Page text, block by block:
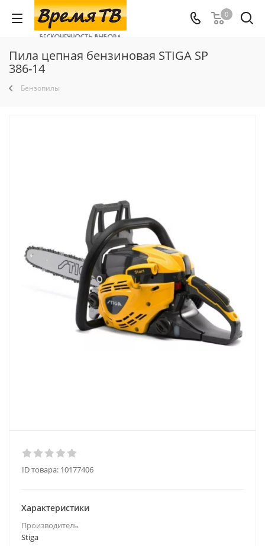
0
Пила цепная бензиновая STIGA SP
386-14
Бензопилы
ID товара: 10177406
Характеристики
Производитель
Stiga